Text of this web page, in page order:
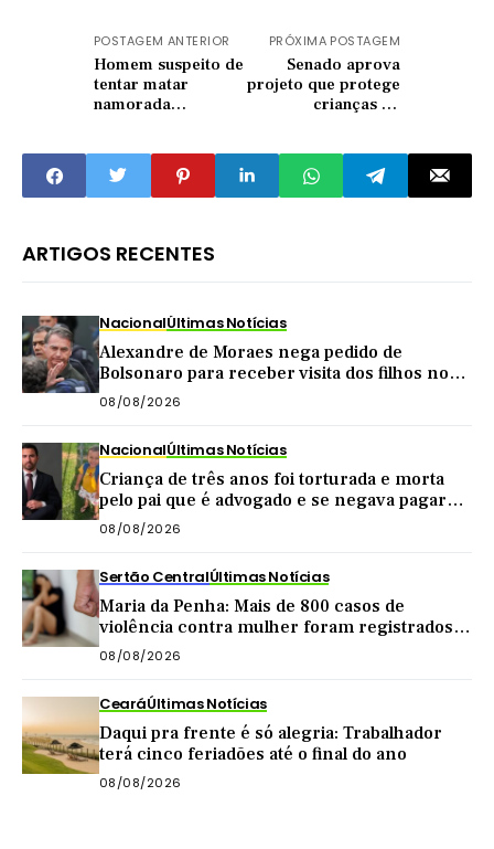
POSTAGEM ANTERIOR
Homem suspeito de
tentar matar
namorada
PRÓXIMA POSTAGEM
Senado aprova
projeto que protege
crianças de
ARTIGOS RECENTES
NacionalÚltimas Notícias
Alexandre de Moraes nega pedido de
Bolsonaro para receber visita dos filhos no
dia dos pais
08/08/2026
NacionalÚltimas Notícias
Criança de três anos foi torturada e morta
pelo pai que é advogado e se negava pagar
pensão
08/08/2026
Sertão CentralÚltimas Notícias
Maria da Penha: Mais de 800 casos de
violência contra mulher foram registrados
no Sertão Central este ano
08/08/2026
CearáÚltimas Notícias
Daqui pra frente é só alegria: Trabalhador
terá cinco feriadões até o final do ano
08/08/2026